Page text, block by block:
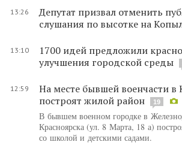
13:26
Депутат призвал отменить
слушания по высотке на
13:10
1700 идей предложили
улучшения городской среды
12:59
На месте бывшей военчасти в
построят жилой район
19
В бывшем военном городке в
Красноярска (ул. 8 Марта, 18 а)
со школой и детскими садами.